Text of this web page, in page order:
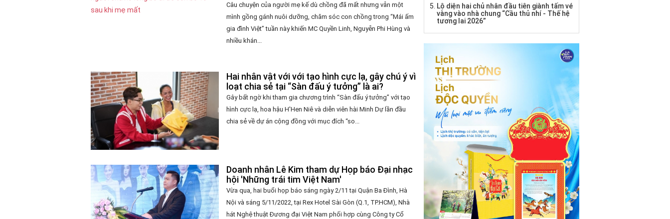
Câu chuyện của người mẹ kế dù chồng đã mất nhưng vẫn một
mình gồng gánh nuôi dưỡng, chăm sóc con chồng trong “Mái ấm
gia đình Việt” tuần này khiến MC Quyền Linh, Nguyễn Phi Hùng và
nhiều khán...
Hai nhân vật với với tạo hình cực lạ, gây chú ý vì
loạt chia sẻ tại “Sàn đấu ý tưởng” là ai?
Gây bất ngờ khi tham gia chương trình “Sàn đấu ý tưởng” với tạo
hình cực lạ, hoa hậu H'Hen Niê và diễn viên hài Minh Dự lần đầu
chia sẻ về dự án cộng đồng với mục đích “so...
Doanh nhân Lê Kim tham dự Họp báo Đại nhạc
hội 'Những trái tim Việt Nam'
Vừa qua, hai buổi họp báo sáng ngày 2/11 tại Quận Ba Đình, Hà
Nội và sáng 5/11/2022, tại Rex Hotel Sài Gòn (Q.1, TP.HCM), Nhà
hát Nghệ thuật Đương đại Việt Nam phối hợp cùng Công ty Cổ
Lộ diện hai chủ nhân đầu tiên giành tấm vé
vàng vào nhà chung “Cầu thủ nhí - Thế hệ
tương lai 2026”